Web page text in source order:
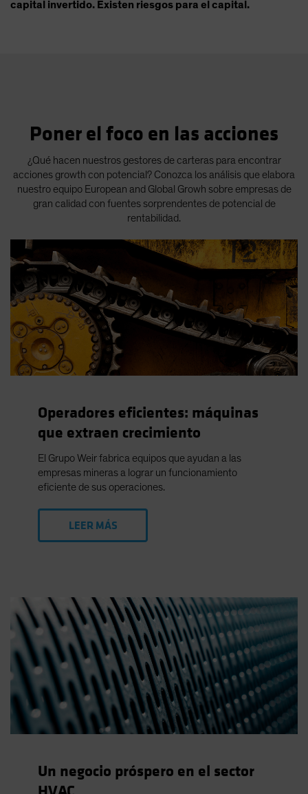
capital invertido. Existen riesgos para el capital.
Poner el foco en las acciones
¿Qué hacen nuestros gestores de carteras para encontrar
acciones growth con potencial? Conozca los análisis que elabora
nuestro equipo European and Global Growh sobre empresas de
gran calidad con fuentes sorprendentes de potencial de
rentabilidad.
Operadores eficientes: máquinas
que extraen crecimiento
El Grupo Weir fabrica equipos que ayudan a las
empresas mineras a lograr un funcionamiento
eficiente de sus operaciones.
LEER MÁS
Un negocio próspero en el sector